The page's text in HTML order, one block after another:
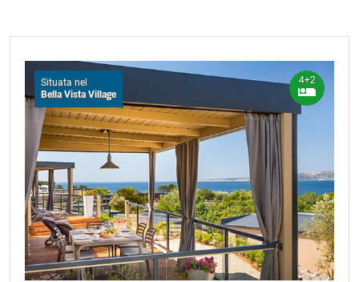
Situata nel
Bella Vista Village
4+2